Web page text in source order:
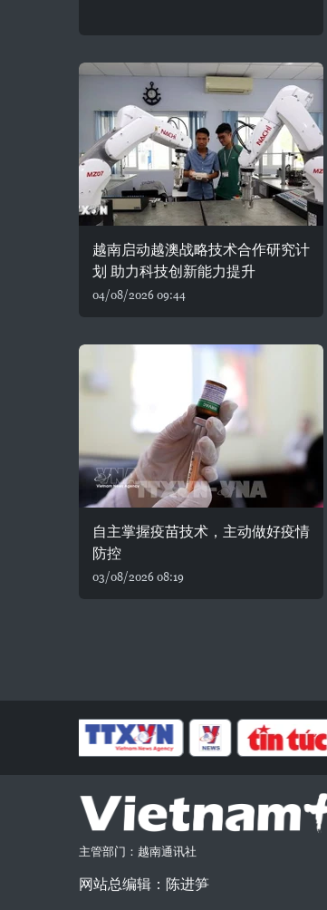
越南启动越澳战略技术合作研究计
划 助力科技创新能力提升
04/08/2026 09:44
自主掌握疫苗技术，主动做好疫情
防控
03/08/2026 08:19
主管部门：越南通讯社
网站总编辑：陈进笋